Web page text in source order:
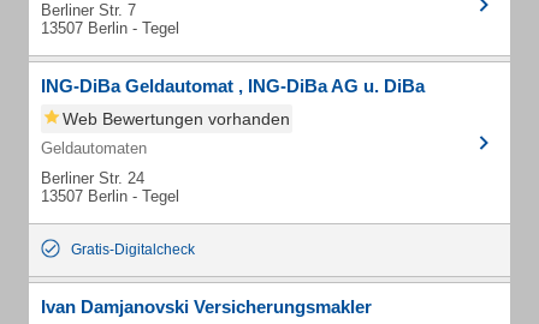
Berliner Str. 7
13507 Berlin - Tegel
ING-DiBa Geldautomat , ING-DiBa AG u. DiBa
Web Bewertungen vorhanden
Geldautomaten
Berliner Str. 24
13507 Berlin - Tegel
Gratis-Digitalcheck
Ivan Damjanovski Versicherungsmakler